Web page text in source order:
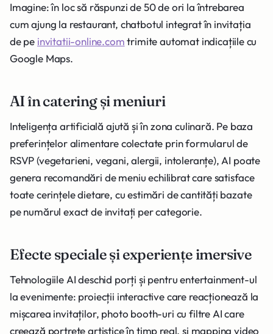
Imagine: în loc să răspunzi de 50 de ori la întrebarea
cum ajung la restaurant, chatbotul integrat în invitația
de pe invitatii-online.comtrimite automat indicațiile cu
Google Maps.
AI în catering și meniuri
Inteligența artificială ajută și în zona culinară. Pe baza
preferințelor alimentare colectate prin formularul de
RSVP (vegetarieni, vegani, alergii, intoleranțe), AI poate
genera recomandări de meniu echilibrat care satisface
toate cerințele dietare, cu estimări de cantități bazate
pe numărul exact de invitați per categorie.
Efecte speciale și experiențe imersive
Tehnologiile AI deschid porți și pentru entertainment-ul
la evenimente: proiecții interactive care reacționează la
mișcarea invitaților, photo booth-uri cu filtre AI care
creează portrete artistice în timp real, și mapping video